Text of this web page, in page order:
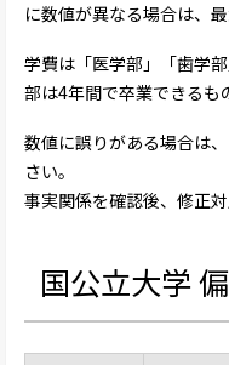
に数値が異なる場合は、
学費は「医学部」「歯学
部は4年間で卒業できるも
数値に誤りがある場合は
さい。
事実関係を確認後、修正対
国公立大学